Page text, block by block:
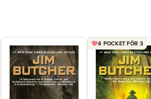
4 POCKET FÖR 3